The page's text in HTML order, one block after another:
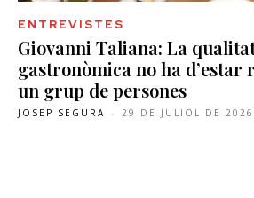
ENTREVISTES
Giovanni Taliana: La
gastronòmica no ha d’estar
un grup de persones
JOSEP SEGURA - 29 DE JULIOL DE 2026